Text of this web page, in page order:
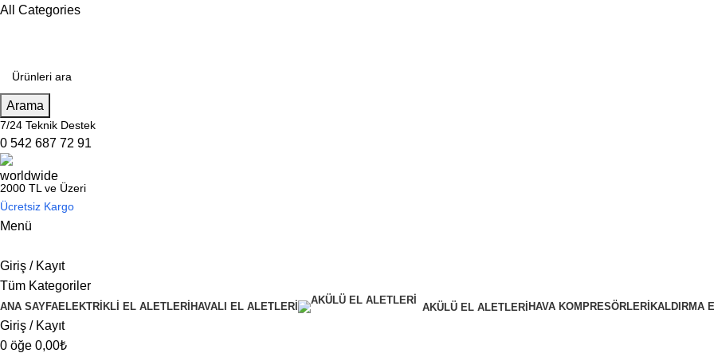
All Categories
Arama
7/24 Teknik Destek
0 542 687 72 91
2000 TL ve Üzeri
Ücretsiz Kargo
Menü
Giriş / Kayıt
Tüm Kategoriler
ANA SAYFAELEKTRİKLİ EL ALETLERİ HAVALI EL ALETLERİ AKÜLÜ EL ALETLERİ HAVA KOMPRESÖRLERİ KALDIRMA
Giriş / Kayıt
0 öğe 0,00₺